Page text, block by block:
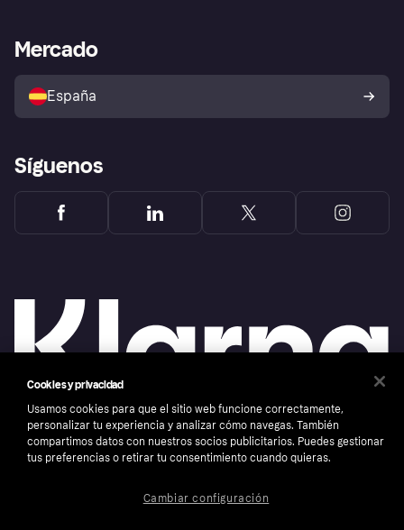
Directorio de tiendas
Política de protección al
comprador de Klarna
Reclamaciones
Acceso empresas
Mercado
España
Síguenos
Copyright © 2005-2026 Klarna Bank AB (publ). Sede central: Stockholm, Sweden. Todos
los derechos reservados. Klarna Bank AB (publ). Sveavägen 46, 111 34 Stockholm.
Número de empresa: 556737-0431
Aviso Sobre CookiesKlarna.com
Cookies y privacidad
Usamos cookies para que el sitio web funcione correctamente,
personalizar tu experiencia y analizar cómo navegas. También
compartimos datos con nuestros socios publicitarios. Puedes gestionar
tus preferencias o retirar tu consentimiento cuando quieras.
Cambiar configuración